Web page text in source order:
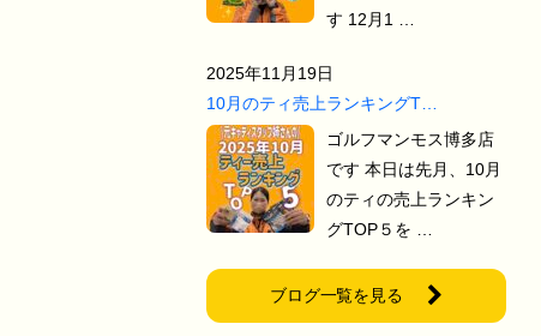
す 12月1 …
2025年11月19日
10月のティ売上ランキングT…
ゴルフマンモス博多店
です 本日は先月、10月
のティの売上ランキン
グTOP５を …
ブログ一覧を見る